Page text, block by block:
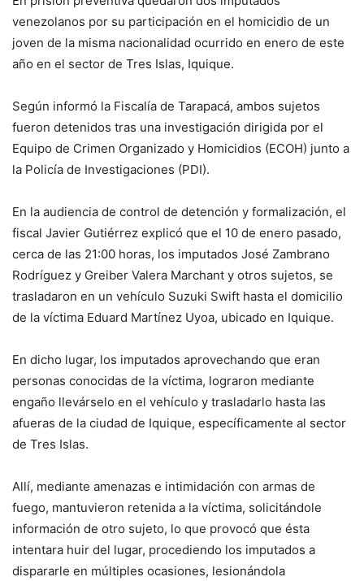
venezolanos por su participación en el homicidio de un
joven de la misma nacionalidad ocurrido en enero de este
año en el sector de Tres Islas, Iquique.
Según informó la Fiscalía de Tarapacá, ambos sujetos
fueron detenidos tras una investigación dirigida por el
Equipo de Crimen Organizado y Homicidios (ECOH) junto a
la Policía de Investigaciones (PDI).
En la audiencia de control de detención y formalización, el
fiscal Javier Gutiérrez explicó que el 10 de enero pasado,
cerca de las 21:00 horas, los imputados José Zambrano
Rodríguez y Greiber Valera Marchant y otros sujetos, se
trasladaron en un vehículo Suzuki Swift hasta el domicilio
de la víctima Eduard Martínez Uyoa, ubicado en Iquique.
En dicho lugar, los imputados aprovechando que eran
personas conocidas de la víctima, lograron mediante
engaño llevárselo en el vehículo y trasladarlo hasta las
afueras de la ciudad de Iquique, específicamente al sector
de Tres Islas.
Allí, mediante amenazas e intimidación con armas de
fuego, mantuvieron retenida a la víctima, solicitándole
información de otro sujeto, lo que provocó que ésta
intentara huir del lugar, procediendo los imputados a
dispararle en múltiples ocasiones, lesionándola